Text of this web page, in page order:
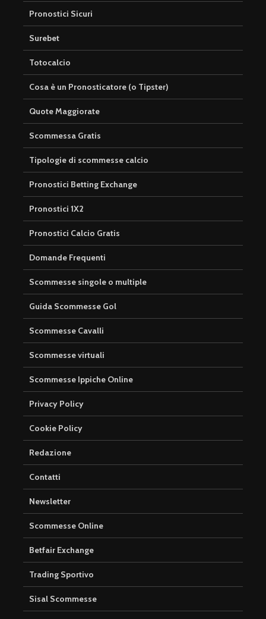
Pronostici Sicuri
Surebet
Totocalcio
Cosa è un Pronosticatore (o Tipster)
Quote Maggiorate
Scommessa Gratis
Tipologie di scommesse calcio
Pronostici Betting Exchange
Pronostici 1X2
Pronostici Calcio Gratis
Domande Frequenti
Scommesse singole o multiple
Guida Scommesse Gol
Scommesse Cavalli
Scommesse virtuali
Scommesse Ippiche Online
Privacy Policy
Cookie Policy
Redazione
Contatti
Newsletter
Scommesse Online
Betfair Exchange
Trading Sportivo
Sisal Scommesse